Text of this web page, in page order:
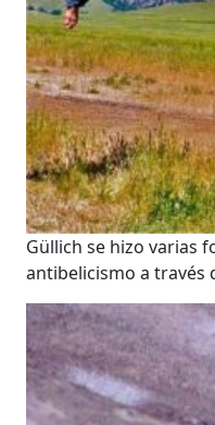
Güllich se hizo varias
antibelicismo a través